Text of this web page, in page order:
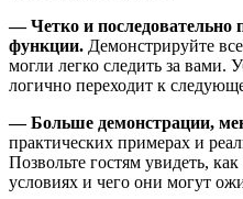
— Четко и последовательно
функции. Демонстрируйте
могли легко следить за вами.
логично переходит к
— Больше демонстрации,
практических примерах и
Позвольте гостям увидеть,
условиях и чего они могут